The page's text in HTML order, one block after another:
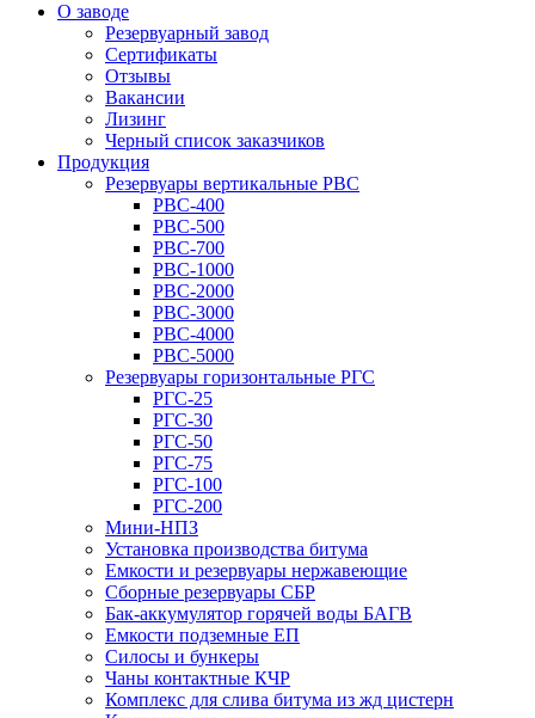
О заводе
Резервуарный завод
Сертификаты
Отзывы
Вакансии
Лизинг
Черный список заказчиков
Продукция
Резервуары вертикальные РВС
РВС-400
РВС-500
РВС-700
РВС-1000
РВС-2000
РВС-3000
РВС-4000
РВС-5000
Резервуары горизонтальные РГС
РГС-25
РГС-30
РГС-50
РГС-75
РГС-100
РГС-200
Мини-НПЗ
Установка производства битума
Емкости и резервуары нержавеющие
Сборные резервуары СБР
Бак-аккумулятор горячей воды БАГВ
Емкости подземные ЕП
Силосы и бункеры
Чаны контактные КЧР
Комплекс для слива битума из жд цистерн